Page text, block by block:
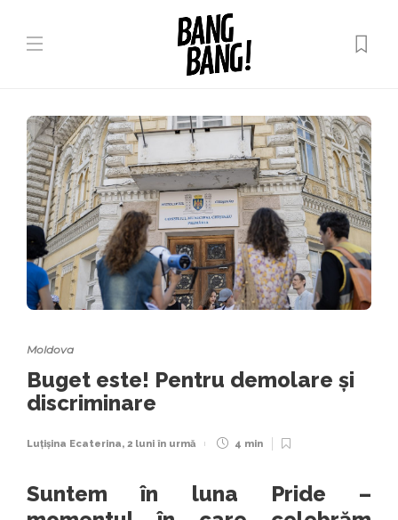
Moldova
Buget este! Pentru demolare și
discriminare
Luțișina Ecaterina, 2 luni în urmă 4 min
Suntem în luna Pride –